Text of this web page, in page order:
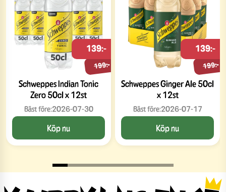
Schweppes Indian Tonic
Zero 50cl x 12st
199:-
139:-
Bäst före:2026-07-30
Köp nu
Schweppes Ginger Ale 50cl
x 12st
199:-
139:-
Bäst före:2026-07-17
Köp nu